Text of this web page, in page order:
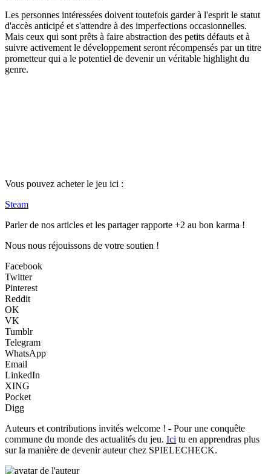
Les personnes intéressées doivent toutefois garder à l'esprit le statut
d'accès anticipé et s'attendre à des imperfections occasionnelles.
Mais ceux qui sont prêts à faire abstraction des petits défauts et à
suivre activement le développement seront récompensés par un titre
prometteur qui a le potentiel de devenir un véritable highlight du
genre.
Vous pouvez acheter le jeu ici :
Steam
Parler de nos articles et les partager rapporte +2 au bon karma !
Nous nous réjouissons de votre soutien !
Facebook
Twitter
Pinterest
Reddit
OK
VK
Tumblr
Telegram
WhatsApp
Email
LinkedIn
XING
Pocket
Digg
Auteurs et contributions invités welcome ! - Pour une conquête
commune du monde des actualités du jeu. Ici tu en apprendras plus
sur la manière de devenir auteur chez SPIELECHECK.